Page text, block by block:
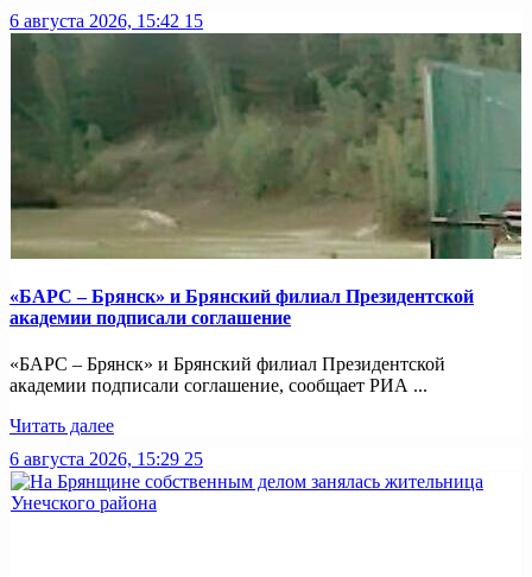
6 августа 2026, 15:42 15
«БАРС – Брянск» и Брянский филиал Президентской
академии подписали соглашение
«БАРС – Брянск» и Брянский филиал Президентской
академии подписали соглашение, сообщает РИА ...
Читать далее
6 августа 2026, 15:29 25